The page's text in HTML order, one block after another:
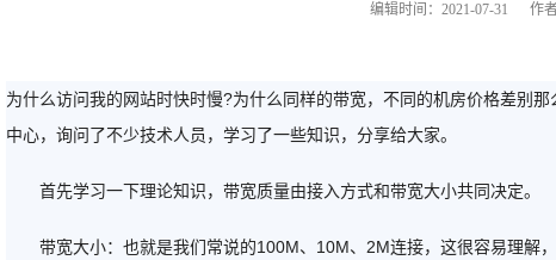
编辑时间：2021-07-31
为什么访问我的网站时快时慢?为什么同样的带宽，不同的机房价格差别
中心，询问了不少技术人员，学习了一些知识，分享给大家。
首先学习一下理论知识，带宽质量由接入方式和带宽大小共同决定。
带宽大小：也就是我们常说的100M、10M、2M连接，这很容易理解